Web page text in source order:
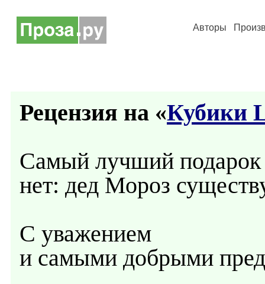
Авторы
Рецензия на «Кубики
Самый лучший подарок
нет: дед Мороз
С уважением
и самыми добрыми